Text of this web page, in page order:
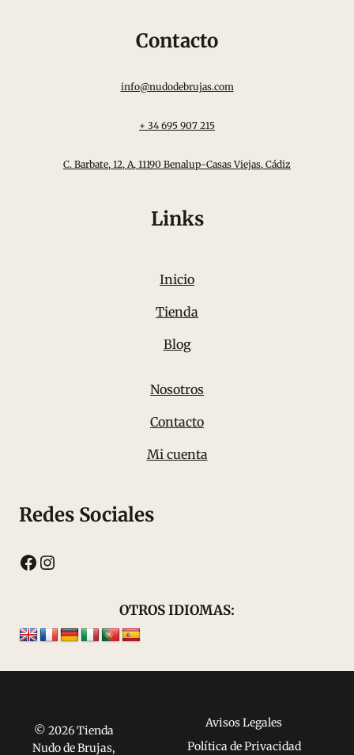
Contacto
info@nudodebrujas.com
+ 34 695 907 215
C. Barbate, 12, A, 11190 Benalup-Casas Viejas, Cádiz
Links
Inicio
Tienda
Blog
Nosotros
Contacto
Mi cuenta
Redes Sociales
Facebook
Instagram
OTROS IDIOMAS:
© 2026 Tienda
Nudo de Brujas,
Avisos Legales
Política de Privacidad